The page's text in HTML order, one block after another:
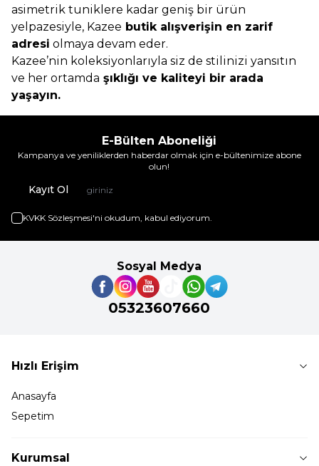
asimetrik tuniklere kadar geniş bir ürün
yelpazesiyle, Kazee butik alışverişin en zarif
adresi olmaya devam eder.
Kazee’nin koleksiyonlarıyla siz de stilinizi yansıtın
ve her ortamda şıklığı ve kaliteyi bir arada
yaşayın.
E-Bülten Aboneliği
Kampanya ve yeniliklerden haberdar olmak için e-bültenimize abone
olun!
Kayıt Ol
KVKK Sözleşmesi'ni okudum, kabul ediyorum.
Sosyal Medya
05323607660
Hızlı Erişim
Anasayfa
Sepetim
Kurumsal